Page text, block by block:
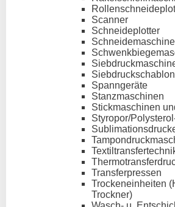
Scanner
Schneideplotter
Spanngeräte
Stanzmaschinen
Stickmaschinen
Styropor/
Transferpressen
Trockeneinheiten
Trockner)